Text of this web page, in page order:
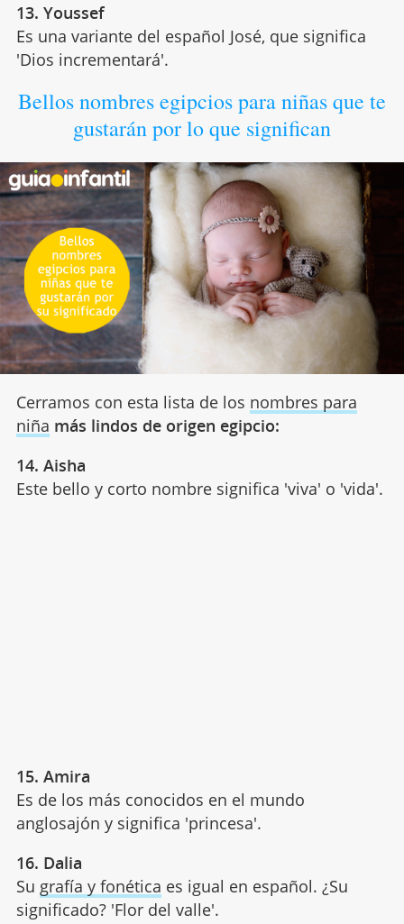
13. Youssef
Es una variante del español José, que significa
'Dios incrementará'.
Bellos nombres egipcios para niñas que te
gustarán por lo que significan
Cerramos con esta lista de los nombres para
niña más lindos de origen egipcio:
14. Aisha
Este bello y corto nombre significa 'viva' o 'vida'.
15. Amira
Es de los más conocidos en el mundo
anglosajón y significa 'princesa'.
16. Dalia
Su grafía y fonética es igual en español. ¿Su
significado? 'Flor del valle'.